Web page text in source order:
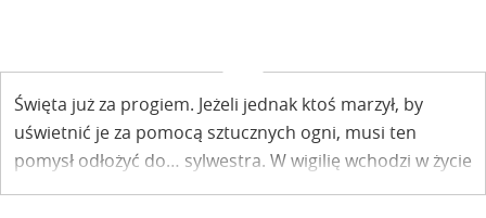
Święta już za progiem. Jeżeli jednak ktoś marzył, by
uświetnić je za pomocą sztucznych ogni, musi ten
pomysł odłożyć do… sylwestra. W wigilię wchodzi w życie
rozporządzenie wojewody lubelskiego w tej sprawie.